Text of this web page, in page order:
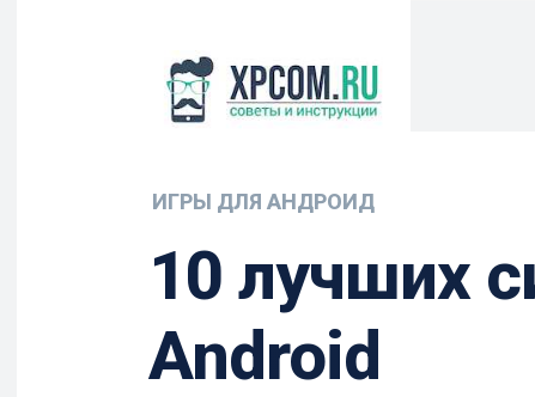
ИГРЫ ДЛЯ АНДРОИД
10 лучших
Android